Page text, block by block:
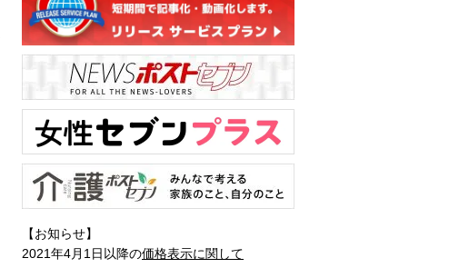
【お知らせ】
2021年4月1日以降の価格表示に関して